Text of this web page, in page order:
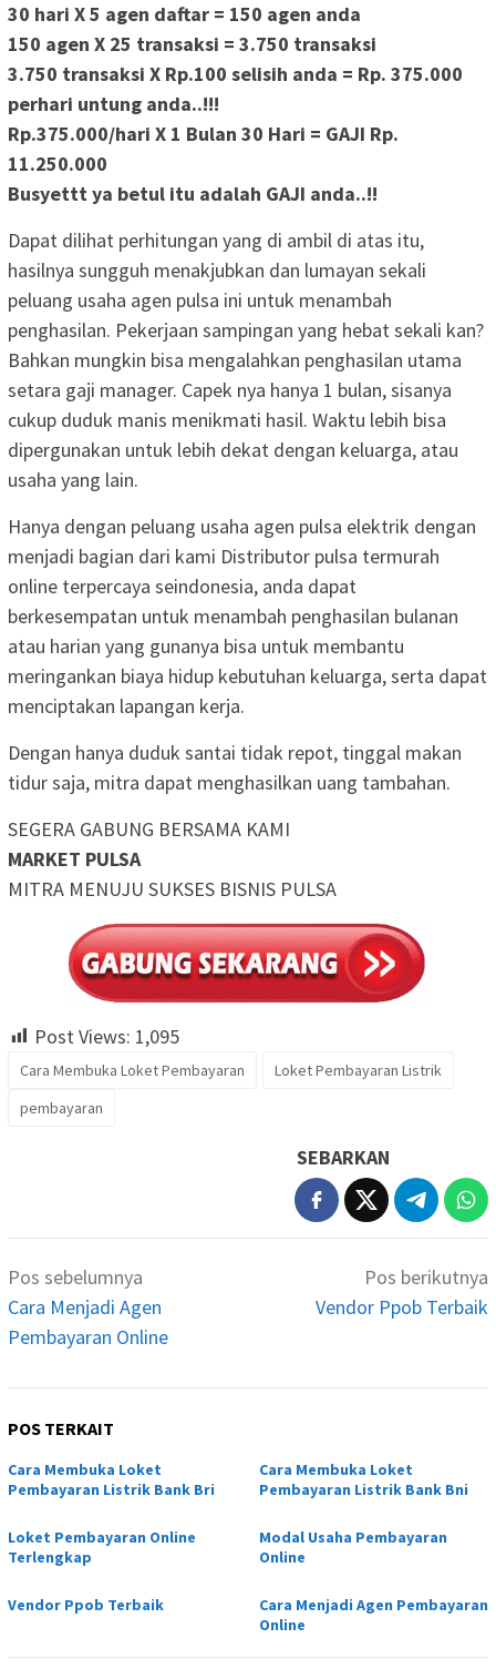
30 hari X 5 agen daftar = 150 agen anda
150 agen X 25 transaksi = 3.750 transaksi
3.750 transaksi X Rp.100 selisih anda = Rp. 375.000
perhari untung anda..!!!
Rp.375.000/hari X 1 Bulan 30 Hari = GAJI Rp.
11.250.000
Busyettt ya betul itu adalah GAJI anda..!!
Dapat dilihat perhitungan yang di ambil di atas itu,
hasilnya sungguh menakjubkan dan lumayan sekali
peluang usaha agen pulsa ini untuk menambah
penghasilan. Pekerjaan sampingan yang hebat sekali kan?
Bahkan mungkin bisa mengalahkan penghasilan utama
setara gaji manager. Capek nya hanya 1 bulan, sisanya
cukup duduk manis menikmati hasil. Waktu lebih bisa
dipergunakan untuk lebih dekat dengan keluarga, atau
usaha yang lain.
Hanya dengan peluang usaha agen pulsa elektrik dengan
menjadi bagian dari kami Distributor pulsa termurah
online terpercaya seindonesia, anda dapat
berkesempatan untuk menambah penghasilan bulanan
atau harian yang gunanya bisa untuk membantu
meringankan biaya hidup kebutuhan keluarga, serta dapat
menciptakan lapangan kerja.
Dengan hanya duduk santai tidak repot, tinggal makan
tidur saja, mitra dapat menghasilkan uang tambahan.
SEGERA GABUNG BERSAMA KAMI
MARKET PULSA
MITRA MENUJU SUKSES BISNIS PULSA
Post Views: 1,095
Cara Membuka Loket Pembayaran
Loket Pembayaran Listrik
pembayaran
SEBARKAN
Navigasi
pos
Pos sebelumnya
Cara Menjadi Agen
Pembayaran Online
Pos berikutnya
Vendor Ppob Terbaik
POS TERKAIT
Cara Membuka Loket
Pembayaran Listrik Bank Bri
Cara Membuka Loket
Pembayaran Listrik Bank Bni
Loket Pembayaran Online
Terlengkap
Modal Usaha Pembayaran
Online
Vendor Ppob Terbaik
Cara Menjadi Agen Pembayaran
Online